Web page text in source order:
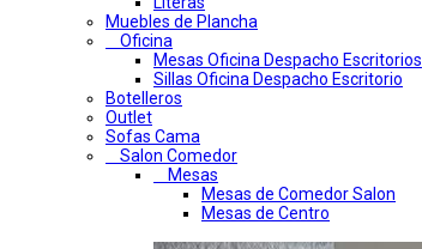
Muebles de Plancha
Oficina
Mesas Oficina Despacho Escritorios
Sillas Oficina Despacho Escritorio
Botelleros
Outlet
Sofas Cama
Salon Comedor
Mesas
Mesas de Comedor Salon
Mesas de Centro